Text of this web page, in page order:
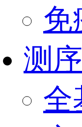
免
测
全